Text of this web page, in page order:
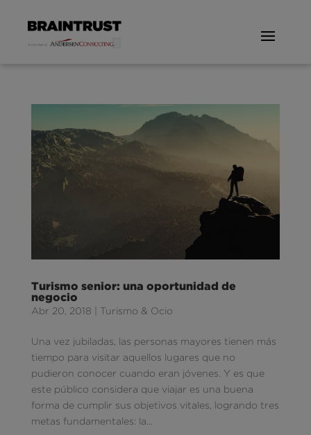
Turismo senior: una oportunidad de
negocio
Abr 20, 2018 Turismo & Ocio
Una vez jubiladas, las personas mayores tienen más
tiempo para visitar aquellos lugares que no
pudieron conocer cuando eran jóvenes. Y es que
este público considera que viajar es una buena
forma de cumplir sus objetivos vitales, logrando tres
metas fundamentales: la...